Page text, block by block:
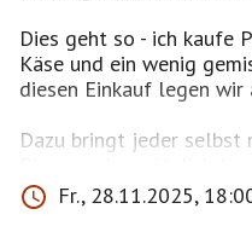
Dies geht so - ich kaufe
Käse und ein wenig
diesen Einkauf legen
Dazu bringt jeder
Pizza noch zusätzlich
persönliches
Fr., 28.11.2025,